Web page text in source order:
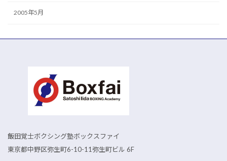
2005年5月
飯田覚士ボクシング塾ボックスファイ
東京都中野区弥生町6-10-11弥生町ビル 6F